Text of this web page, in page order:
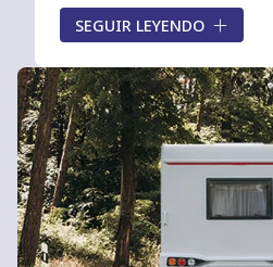
Quien opta por comprar
Weinsberg elige elconfort,
volantey, sobre todo, la
que esta marca destaca
constantey ofrecer a
lo mejor en este campo.
caravanaWeinsberg
excelencia de la
equivocará. ¡Anímese a
nueva de una marca
SEGUIR LEYENDO